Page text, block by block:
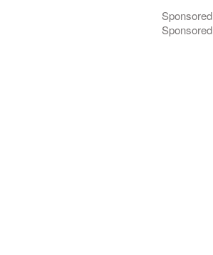
Sponsored
Sponsored